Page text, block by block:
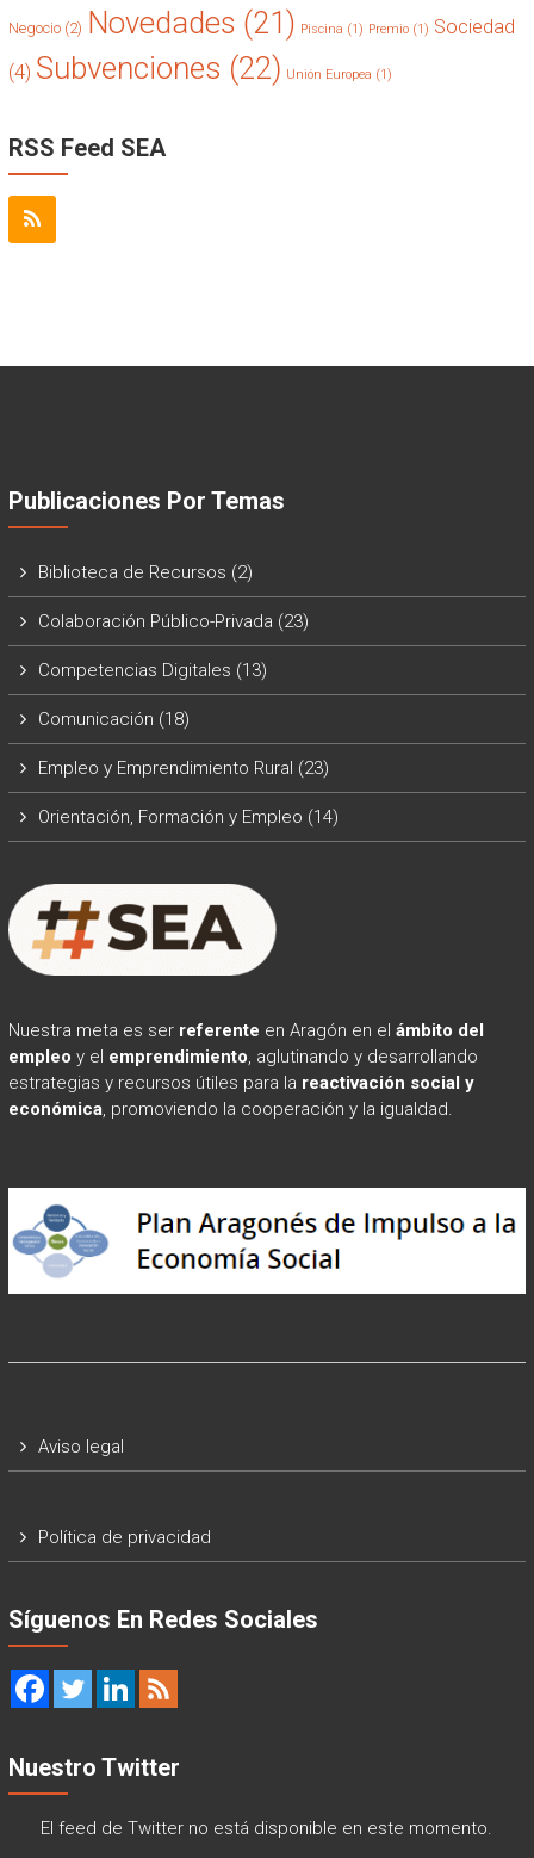
Negocio(2) Novedades (21) Piscina (1) Premio(1) Sociedad
(4) Subvenciones (22) Unión Europea (1)
RSS Feed SEA
Publicaciones Por Temas
Biblioteca de Recursos (2)
Colaboración Público-Privada (23)
Competencias Digitales (13)
Comunicación (18)
Empleo y Emprendimiento Rural (23)
Orientación, Formación y Empleo (14)
Nuestra meta es ser referente en Aragón en el ámbito del
empleo y el emprendimiento, aglutinando y desarrollando
estrategias y recursos útiles para la reactivación social y
económica, promoviendo la cooperación y la igualdad.
Aviso legal
Política de privacidad
Síguenos En Redes Sociales
Nuestro Twitter
El feed de Twitter no está disponible en este momento.